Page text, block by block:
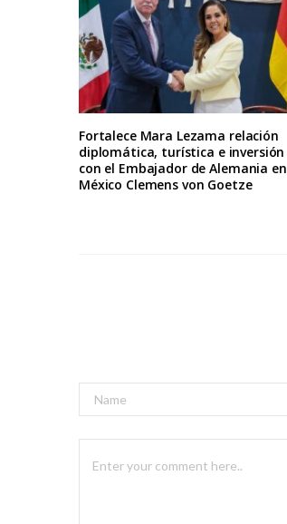
Fortalece Mara Lezama relación
diplomática, turística e inversión
con el Embajador de Alemania en
México Clemens von Goetze